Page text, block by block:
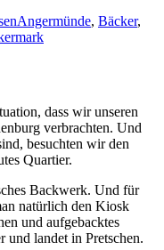
Schlagwörter
Angermünde, Bäcker,
dass wir unseren
verbrachten. Und
besuchten wir den
Quartier.
Backwerk. Und für
natürlich den Kiosk
und aufgebacktes
und landet in Pretschen.